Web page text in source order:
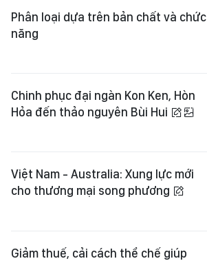
Phân loại dựa trên bản chất và chức
năng
Chinh phục đại ngàn Kon Ken, Hòn
Hỏa đến thảo nguyên Bùi Hui
Việt Nam - Australia: Xung lực mới
cho thương mại song phương
Giảm thuế, cải cách thể chế giúp